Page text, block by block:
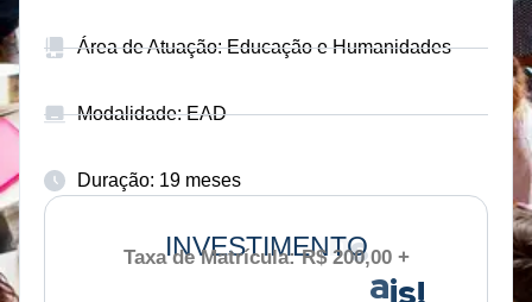
Área de Atuação: Educação e Humanidades
Modalidade: EAD
Duração: 19 meses
INVESTIMENTO
Taxa de Matrícula: R$ 200,00 +